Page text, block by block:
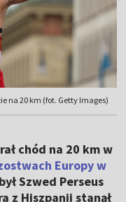
na 20 km (fot. Getty Images)
chód na 20 km w
Europy w
Szwed Perseus
z Hiszpanii stanął